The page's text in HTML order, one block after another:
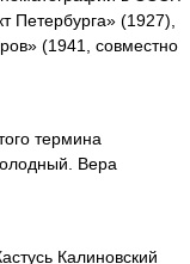
(1927),
(1941, совместно
термина
Вера
Калиновский